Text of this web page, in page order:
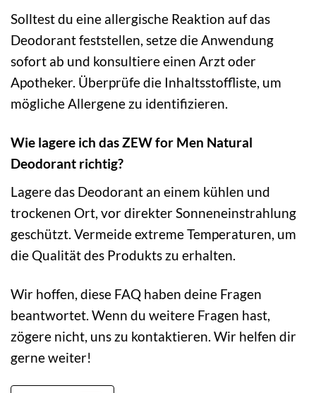
Solltest du eine allergische Reaktion auf das
Deodorant feststellen, setze die Anwendung
sofort ab und konsultiere einen Arzt oder
Apotheker. Überprüfe die Inhaltsstoffliste, um
mögliche Allergene zu identifizieren.
Wie lagere ich das ZEW for Men Natural
Deodorant richtig?
Lagere das Deodorant an einem kühlen und
trockenen Ort, vor direkter Sonneneinstrahlung
geschützt. Vermeide extreme Temperaturen, um
die Qualität des Produkts zu erhalten.
Wir hoffen, diese FAQ haben deine Fragen
beantwortet. Wenn du weitere Fragen hast,
zögere nicht, uns zu kontaktieren. Wir helfen dir
gerne weiter!